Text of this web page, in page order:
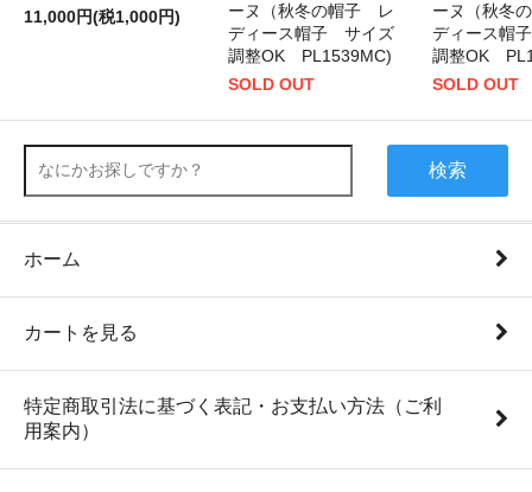
11,000円(税1,000円)
ーヌ（秋冬の帽子 レ
ディース帽子 サイズ
調整OK PL1539MC)
SOLD OUT
ーヌ（秋冬
ディース帽
調整OK
SOLD OUT
検索
ホーム
カートを見る
特定商取引法に基づく表記・お支払い方法（ご利
用案内）